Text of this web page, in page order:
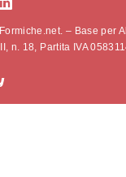
– Base per
n. 18, Partita IVA